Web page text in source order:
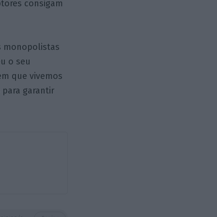
consigam
monopolistas
o seu
que vivemos
garantir